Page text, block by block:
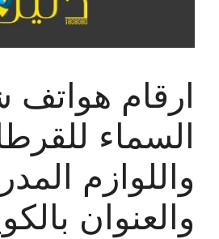
ارقام هواتف
السماء
واللوازم
والعنوان